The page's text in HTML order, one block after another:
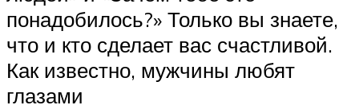
понадобилось?» Только вы знаете,
что и кто сделает вас счастливой.
Как известно, мужчины любят
глазами